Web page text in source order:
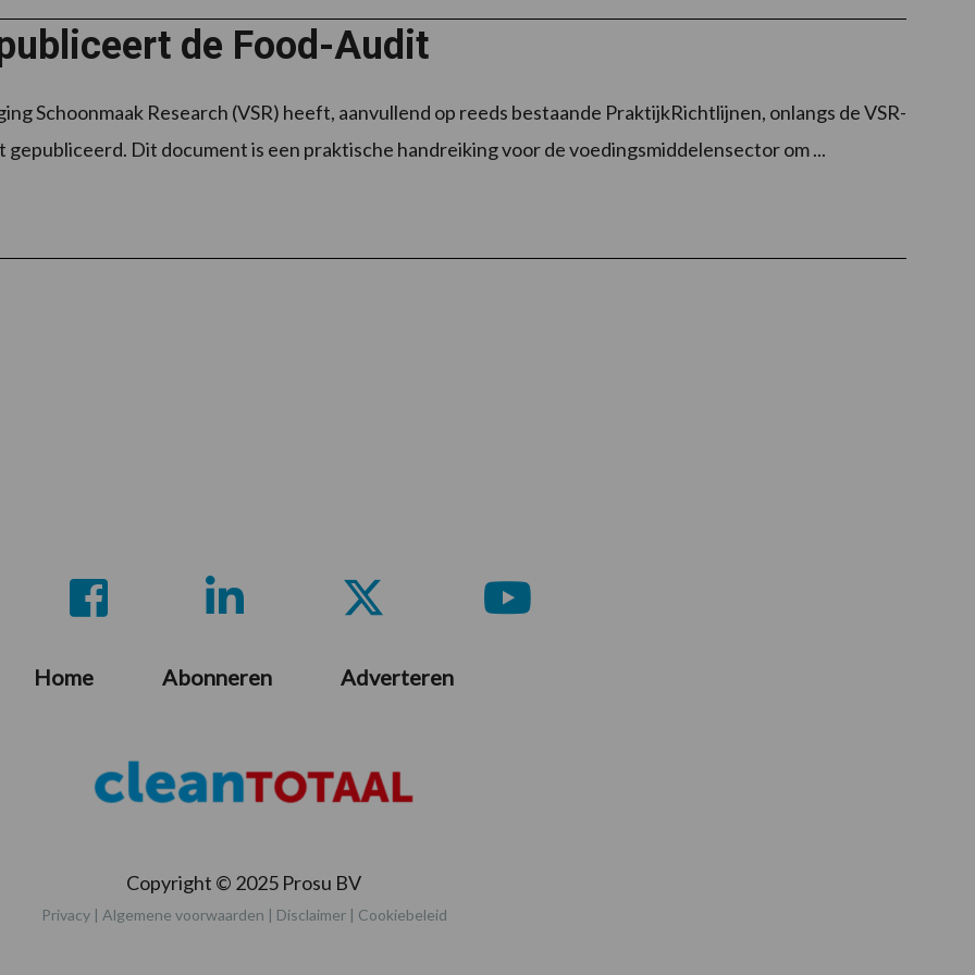
de Food-Audit
Schoonmaak Research (VSR) heeft, aanvullend op reeds bestaande PraktijkRichtlijnen, onlangs de VSR-
gepubliceerd. Dit document is een praktische handreiking voor de voedingsmiddelensector om ...
Home Abonneren Adverteren
Copyright © 2025 Prosu BV
Privacy| Algemene voorwaarden | Disclaimer| Cookiebeleid